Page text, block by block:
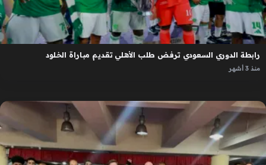
رابطة الدوري السعودي ترفض طلب الأهلي تقديم مباراة الخلود
منذ 3 أشهر